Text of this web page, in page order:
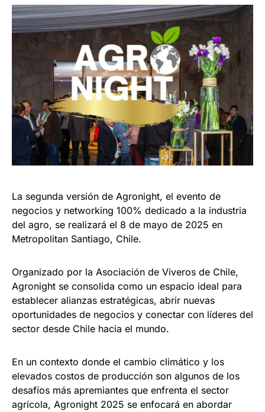
La segunda versión de Agronight, el evento de
negocios y networking 100% dedicado a la industria
del agro, se realizará el 8 de mayo de 2025 en
Metropolitan Santiago, Chile.
Organizado por la Asociación de Viveros de Chile,
Agronight se consolida como un espacio ideal para
establecer alianzas estratégicas, abrir nuevas
oportunidades de negocios y conectar con líderes del
sector desde Chile hacia el mundo.
En un contexto donde el cambio climático y los
elevados costos de producción son algunos de los
desafíos más apremiantes que enfrenta el sector
agrícola, Agronight 2025 se enfocará en abordar